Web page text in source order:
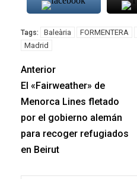
Tags: Baleària FORMENTERA
Madrid
Anterior
El «Fairweather» de
Menorca Lines fletado
por el gobierno alemán
para recoger refugiados
en Beirut